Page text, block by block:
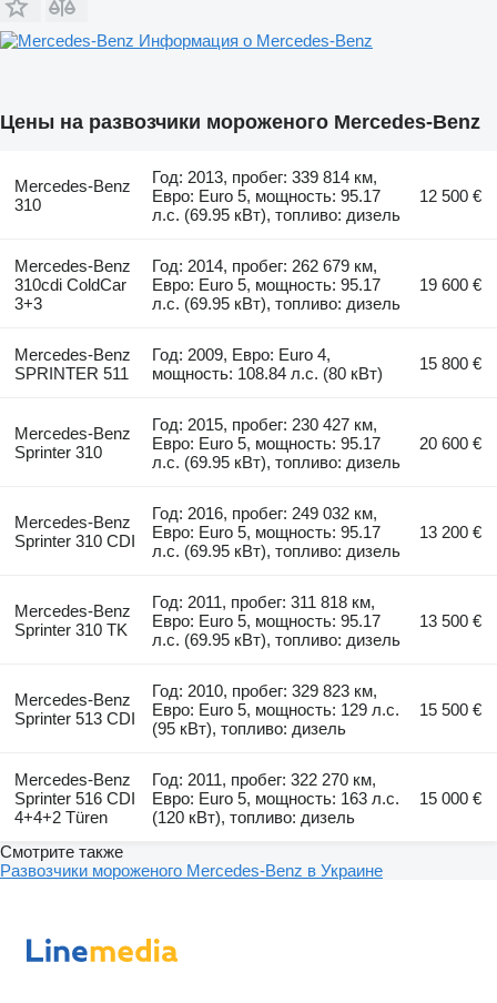
Информация о Mercedes-Benz
Цены на развозчики мороженого Mercedes-Benz
Mercedes-Benz
310
Год: 2013, пробег: 339 814 км,
Евро: Euro 5, мощность: 95.17
л.с. (69.95 кВт), топливо: дизель
12 500 €
Mercedes-Benz
310cdi ColdCar
3+3
Год: 2014, пробег: 262 679 км,
Евро: Euro 5, мощность: 95.17
л.с. (69.95 кВт), топливо: дизель
19 600 €
Mercedes-Benz
SPRINTER 511
Год: 2009, Евро: Euro 4,
мощность: 108.84 л.с. (80 кВт)
15 800 €
Mercedes-Benz
Sprinter 310
Год: 2015, пробег: 230 427 км,
Евро: Euro 5, мощность: 95.17
л.с. (69.95 кВт), топливо: дизель
20 600 €
Mercedes-Benz
Sprinter 310 CDI
Год: 2016, пробег: 249 032 км,
Евро: Euro 5, мощность: 95.17
л.с. (69.95 кВт), топливо: дизель
13 200 €
Mercedes-Benz
Sprinter 310 TK
Год: 2011, пробег: 311 818 км,
Евро: Euro 5, мощность: 95.17
л.с. (69.95 кВт), топливо: дизель
13 500 €
Mercedes-Benz
Sprinter 513 CDI
Год: 2010, пробег: 329 823 км,
Евро: Euro 5, мощность: 129 л.с.
(95 кВт), топливо: дизель
15 500 €
Mercedes-Benz
Sprinter 516 CDI
4+4+2 Türen
Год: 2011, пробег: 322 270 км,
Евро: Euro 5, мощность: 163 л.с.
(120 кВт), топливо: дизель
15 000 €
Смотрите также
Развозчики мороженого Mercedes-Benz в Украине